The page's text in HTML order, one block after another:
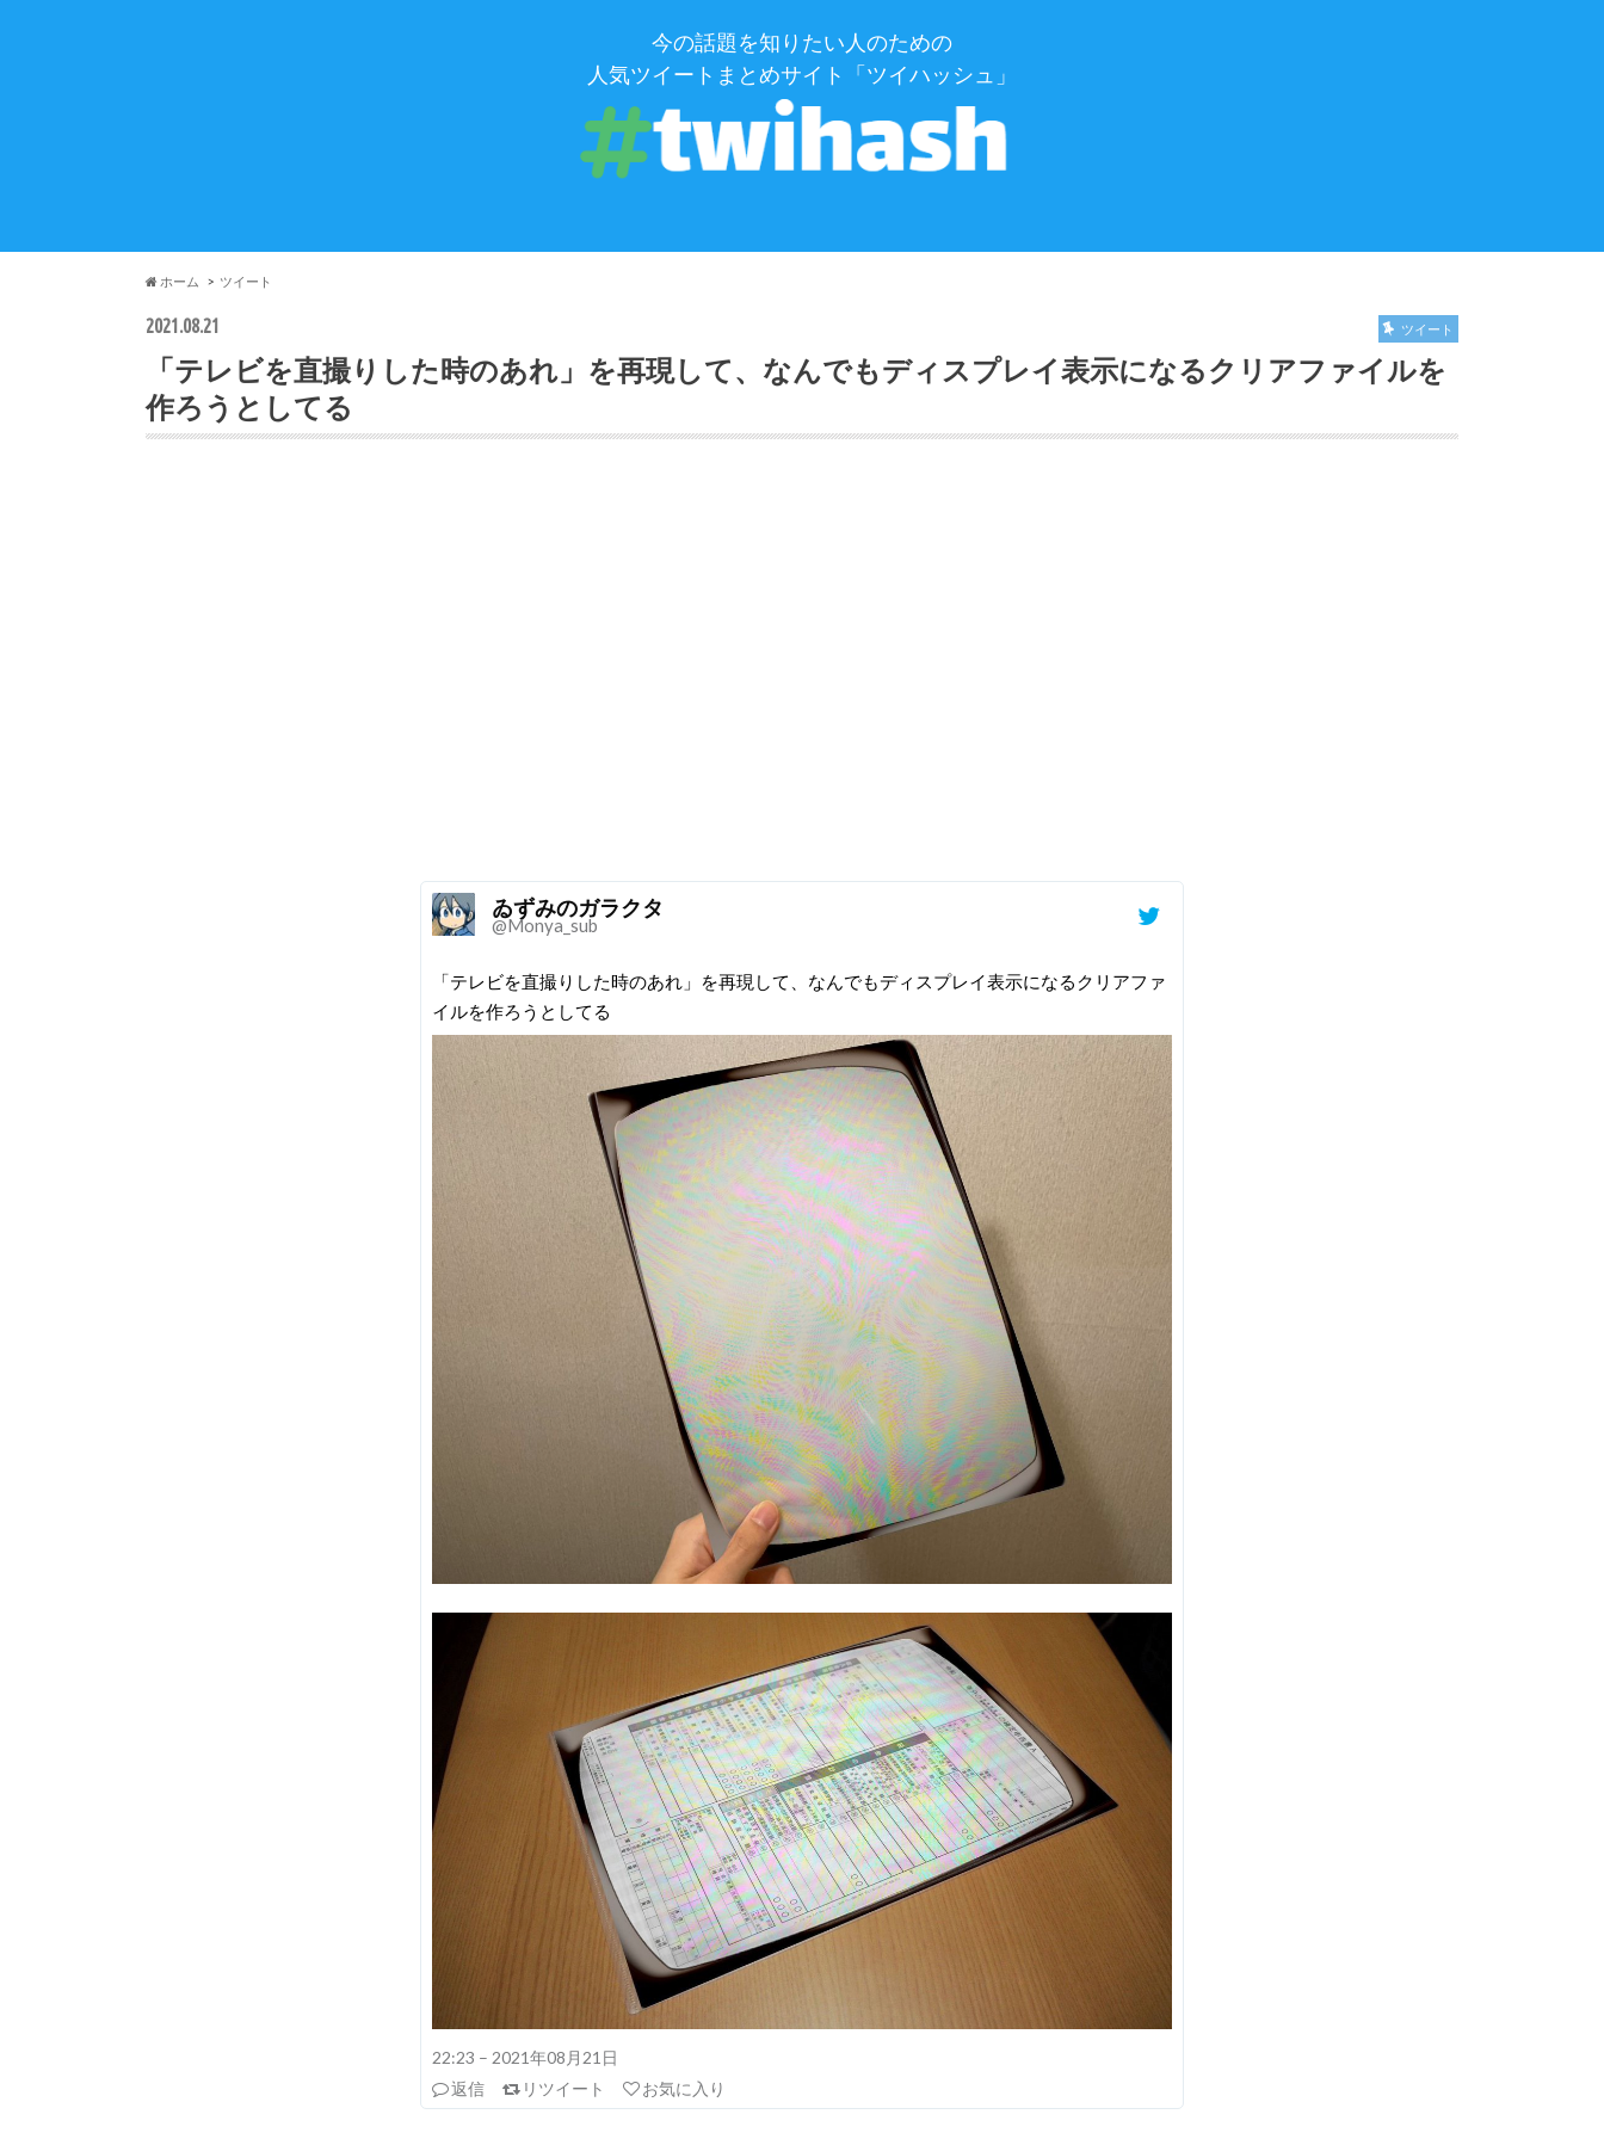
今の話題を知りたい人のための
人気ツイートまとめサイト「ツイハッシュ」
ホーム ツイート
2021.08.21 ツイート
「テレビを直撮りした時のあれ」を再現して、なんでもディスプレイ表示になるクリアファイルを
作ろうとしてる
ゐずみのガラクタ
@Monya_sub
「テレビを直撮りした時のあれ」を再現して、なんでもディスプレイ表示になるクリアファ
イルを作ろうとしてる
22:23 – 2021年08月21日
返信
リツイート お気に入り